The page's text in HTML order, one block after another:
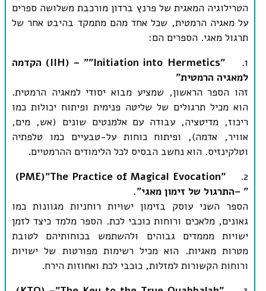
הטרילוגיה המאגית של פרנץ ברדון מורכבת משלושה ספרים
על מאגיה הרמטית, שכל אחד מהם מתמקד בהיבט אחר של
תרגול מאגי. הספרים הם:
1.
"Initiation into Hermetics"
(IIH) – " הקדמה
למאגיה הרמטית"
זהו הספר הראשון, שמציע מבוא יסודי למאגיה הרמטית.
הוא מכיל תרגולים של שליטה פנימית ופיתוח יכולות כמו
ריכוז, מדיטציה, עבודה עם אלמנטים שונים (אש, מים,
אוויר, אדמה), ופיתוח כוחות על-טבעיים כמו טלפתיה
וטלקינזיס. הוא נחשב הבסיס לכל הלימודים ההרמטיים.
2.
"The Practice of Magical Evocation"
(PME)
– "התרגול של זימון מאגי"
.
הספר השני עוסק בזימון ישויות רוחניות מגוונות כמו
גאונים, מלאכים ורוחות כוכבי לכת. הספר מלמד כיצד לזמן
ישויות מממדים גבוהים ולהשתמש בכוחותיהם לטובת
מטרות מאגיות. הוא מכיל רשימות מפורטות של ישויות
ורוחות הקשורות למזלות, כוכבי לכת ואחוזות הירח.